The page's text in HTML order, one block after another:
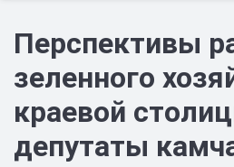
Перспективы
зеленного
краевой
депутаты